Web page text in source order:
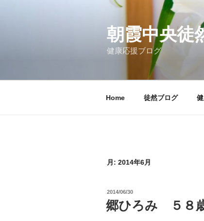
朝霞中央徒
健康応援ブログ
Home 徒然ブログ
月: 2014年6月
投
稿
日:
2014/06/30
郷ひろみ ５８